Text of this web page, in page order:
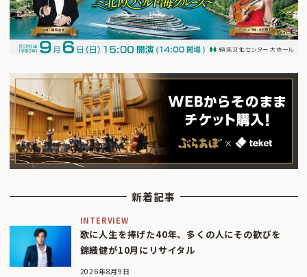
新着記事
INTERVIEW
歌に人生を捧げた40年、多くの人にその歓びを
錦織健が10月にリサイタル
2026年8月9日